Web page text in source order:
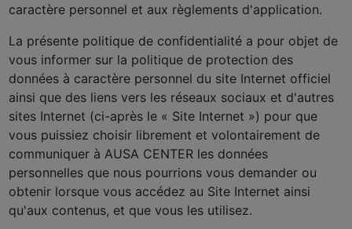
caractère personnel et aux règlements d'application.
La présente politique de confidentialité a pour objet de
vous informer sur la politique de protection des
données à caractère personnel du site Internet officiel
ainsi que des liens vers les réseaux sociaux et d'autres
sites Internet (ci-après le « Site Internet ») pour que
vous puissiez choisir librement et volontairement de
communiquer à AUSA CENTER les données
personnelles que nous pourrions vous demander ou
obtenir lorsque vous accédez au Site Internet ainsi
qu'aux contenus, et que vous les utilisez.